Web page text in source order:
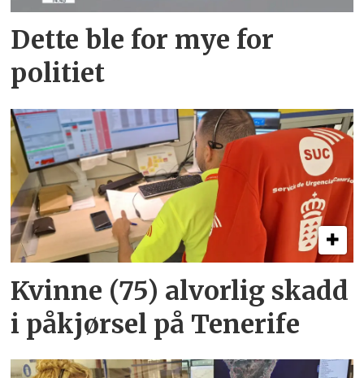
Dette ble for mye for
politiet
Kvinne (75) alvorlig skadd
i påkjørsel på Tenerife